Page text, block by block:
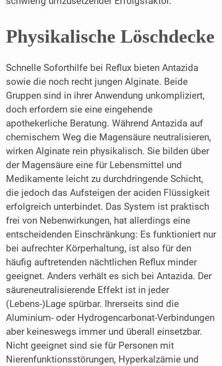
Physikalische Löschdecke
Schnelle Soforthilfe bei Reflux bieten Antazida
sowie die noch recht jungen Alginate. Beide
Gruppen sind in ihrer Anwendung unkompliziert,
doch erfordern sie eine eingehende
apothekerliche Beratung. Während Antazida auf
chemischem Weg die Magensäure neutralisieren,
wirken Alginate rein physikalisch. Sie bilden über
der Magensäure eine für Lebensmittel und
Medikamente leicht zu durchdringende Schicht,
die jedoch das Aufsteigen der aciden Flüssigkeit
erfolgreich unterbindet. Das System ist praktisch
frei von Nebenwirkungen, hat allerdings eine
entscheidenden Einschränkung: Es funktioniert nur
bei aufrechter Körperhaltung, ist also für den
häufig auftretenden nächtlichen Reflux minder
geeignet. Anders verhält es sich bei Antazida. Der
säureneutralisierende Effekt ist in jeder
(Lebens-)Lage spürbar. Ihrerseits sind die
Aluminium- oder Hydrogencarbonat-Verbindungen
aber keineswegs immer und überall einsetzbar.
Nicht geeignet sind sie für Personen mit
Nierenfunktionsstörungen, Hyperkalzämie und